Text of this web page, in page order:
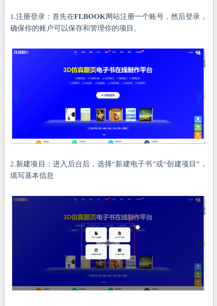
1.注册登录：首先在FLBOOK网站注册一个账号，然后登录，
确保你的账户可以保存和管理你的项目。
2.新建项目：进入后台后，选择“新建电子书”或“创建项目”，
填写基本信息